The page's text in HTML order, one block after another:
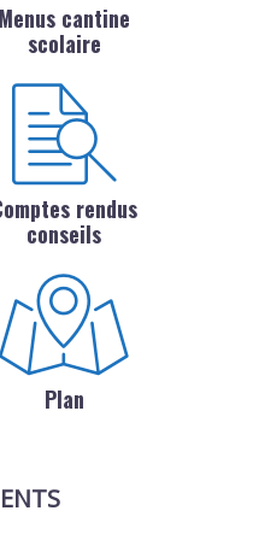
Menus cantine
scolaire
rendus
conseils
Plan